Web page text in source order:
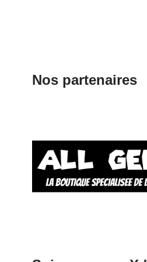
Nos partenaires